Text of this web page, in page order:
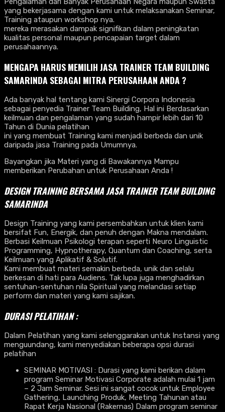
yang bekerjasama dengan kami untuk melaksanakan Seminar,
Training ataupun workshop nya.
mereka merasakan dampak signifikan dalam peningkatan
kualitas personal maupun pencapaian target dalam
perusahaannya.
MENGAPA HARUS MEMILIH JASA TRAINER TEAM BUILDING
SAMARINDA SEBAGAI MITRA PERUSAHAAN ANDA ?
Ada banyak hal tentang kami Sinergi Corpora Indonesia
sebagai penyedia Trainer Team Building, Hal ini Berdasarkan
keilmuan dan pengalaman yang sudah hampir lebih dari 10
Tahun di Dunia pelatihan
ini yang membuat Training kami menjadi berbeda dan unik
daripada jasa Training pada Umumnya.
Bayangkan jika Materi yang di Bawakannya Mampu
memberikan Perubahan untuk Perusahaan Anda !
DESIGN TRAINING BERSAMAJASA TRAINER TEAM BUILDING
SAMARINDA
Design Training yang kami persembahkan untuk klien kami
bersifat Fun, Energik, dan penuh dengan Makna mendalam.
Berbasi Keilmuan Psikologi terapan seperti Neuro Linguistic
Programming, Hypnotherapy, Quantum dan Coaching, serta
Keilmuan yang Aplikatif & Solutif.
Kami membuat materi semakin berbeda, unik dan selalu
berkesan di hati para Audiens. Tak lupa juga menghadirkan
sentuhan-sentuhan nila Spiritual yang melandasi setiap
perform dan materi yang kami sajikan.
DURASI PELATIHAN :
Dalam Pelatihan yang kami selenggarakan untuk Instansi yang
menguundang, kami menyediakan beberapa opsi durasi
pelatihan
SEMINAR MOTIVASI : Durasi yang kami berikan dalam
program Seminar Motivasi Corporate adalah mulai 1 jam
– 2 Jam Seminar. Sesi ini sangat cocok untuk Employee
Gathering, Launching Produk, Meeting Tahunan atau
Rapat Kerja Nasional (Rakernas) Dalam program seminar